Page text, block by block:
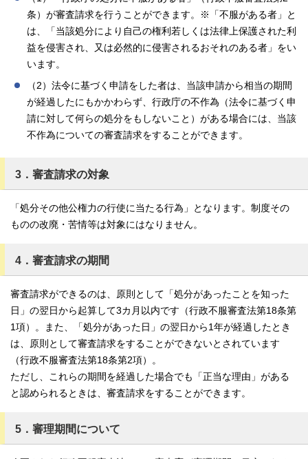
条）が審査請求を行うことができます。※「不服がある者」と
は、「当該処分により自己の権利若しくは法律上保護された利
益を侵害され、又は必然的に侵害されるおそれのある者」をい
います。
（2）法令に基づく申請をした者は、当該申請から相当の期間
が経過したにもかかわらず、行政庁の不作為（法令に基づく申
請に対して何らの処分をもしないこと）がある場合には、当該
不作為についての審査請求をすることができます。
3．審査請求の対象
「処分その他公権力の行使に当たる行為」となります。制度その
ものの改廃・苦情等は対象にはなりません。
4．審査請求の期間
審査請求ができるのは、原則として「処分があったことを知った
日」の翌日から起算して3カ月以内です（行政不服審査法第18条第
1項）。また、「処分があった日」の翌日から1年が経過したとき
は、原則として審査請求をすることができないとされています
（行政不服審査法第18条第2項）。
ただし、これらの期間を経過した場合でも「正当な理由」がある
と認められるときは、審査請求をすることができます。
5．審理期間について